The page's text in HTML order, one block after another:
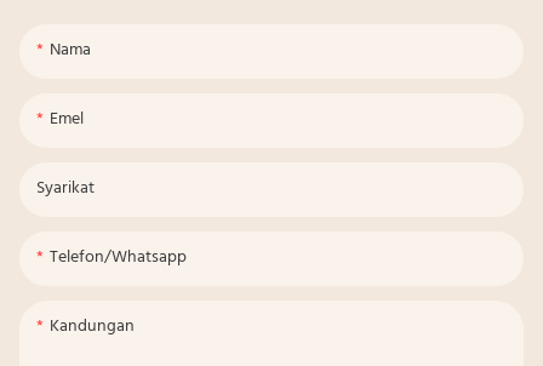
Nama
Emel
Syarikat
Telefon/whatsapp
Kandungan